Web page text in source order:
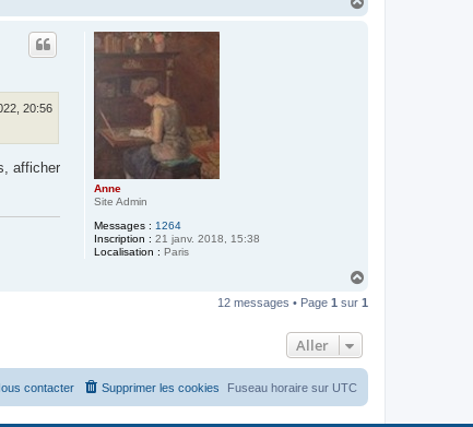
Anne
Site Admin
Messages : 1264
Inscription : 21 janv. 2018, 15:38
Localisation : Paris
20:56
afficher
u
12 messages • Page 1 sur 1
Aller
Fuseau horaire sur UTC
Supprimer les cookies
contacter